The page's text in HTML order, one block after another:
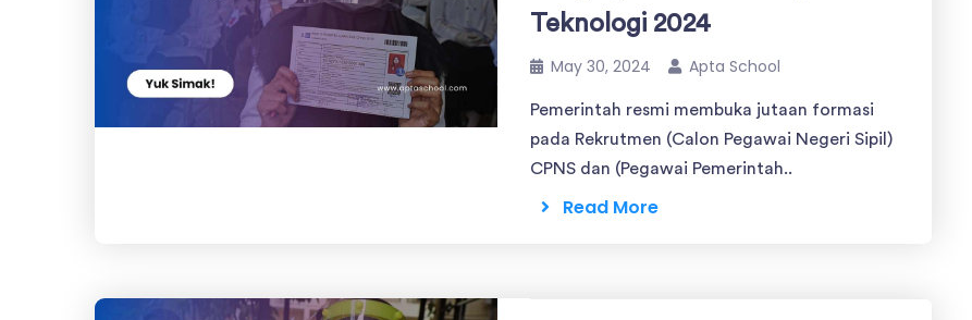
Teknologi 2024
May 30, 2024 Apta School
Pemerintah resmi membuka jutaan formasi
pada Rekrutmen (Calon Pegawai Negeri Sipil)
CPNS dan (Pegawai Pemerintah..
Read More